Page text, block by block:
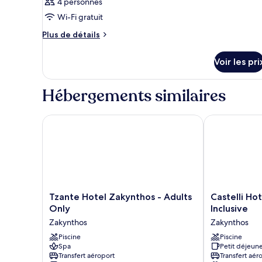
Wi-Fi gratuit
Plus de détails
Plus
le
type
de
Chambre
Voir les
Hébergements similaires
Tzante
Hotel
Zakynthos
-
Adults
Only
Zakynthos
Tzante Hotel Zakynthos - Adults
Only
Zakynthos
Piscine
Spa
Transfert aéroport
Tzante Hotel Zakynthos - Adults Only
Castelli
Hotel
Only
-
All
Inclusive
Castelli
Inclusive
Zakynthos
Piscine
Petit
Transfert
Castelli